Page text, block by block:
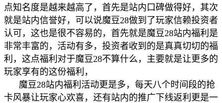
点知名度是越来越高了，首先是站内口碑做得好，其次
就是站内信誉好，可以说魔豆28做到了玩家信赖投资者
认可，这也是很不容易的，首先就是魔豆28站内福利是
非常丰富的，活动有多，投资者收到的是真真切切的福
利，这点福利对于魔豆28不算什么，主要就是让更多的
玩家享有的这份福利，
魔豆28站内福利活动更是多，每天八个时间段的抢
卡风暴让玩家心欢喜，还有站内的推广下线返利更是一